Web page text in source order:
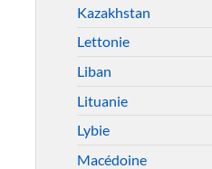
Kazakhstan
Lettonie
Liban
Lituanie
Lybie
Macédoine